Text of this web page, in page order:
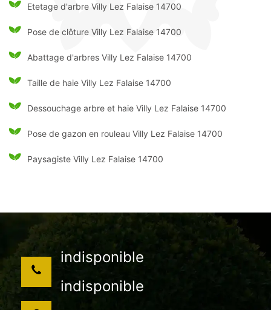
Etetage d'arbre Villy Lez Falaise 14700
Pose de clôture Villy Lez Falaise 14700
Abattage d'arbres Villy Lez Falaise 14700
Taille de haie Villy Lez Falaise 14700
Dessouchage arbre et haie Villy Lez Falaise 14700
Pose de gazon en rouleau Villy Lez Falaise 14700
Paysagiste Villy Lez Falaise 14700
indisponible
indisponible